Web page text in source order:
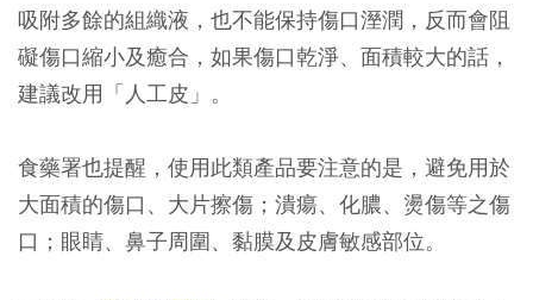
吸附多餘的組織液，也不能保持傷口溼潤，反而會阻
礙傷口縮小及癒合，如果傷口乾淨、面積較大的話，
建議改用「人工皮」。
食藥署也提醒，使用此類產品要注意的是，避免用於
大面積的傷口、大片擦傷；潰瘍、化膿、燙傷等之傷
口；眼睛、鼻子周圍、黏膜及皮膚敏感部位。